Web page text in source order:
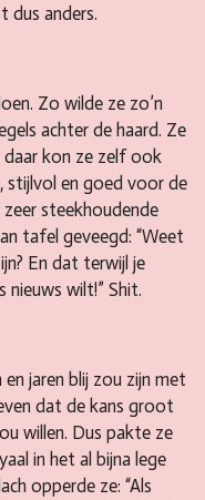
dus anders.
Zo wilde ze zo’n
achter de haard. Ze
kon ze zelf ook
stijlvol en goed voor de
zeer steekhoudende
tafel geveegd: “Weet
En dat terwijl je
nieuws wilt!” Shit.
jaren blij zou zijn met
dat de kans groot
willen. Dus pakte ze
in het al bijna lege
opperde ze: “Als